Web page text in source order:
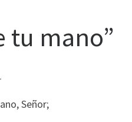
mano”
Señor;